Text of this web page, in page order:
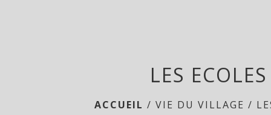
LES ECOLES
ACCUEIL /VIE DU VILLAGE /